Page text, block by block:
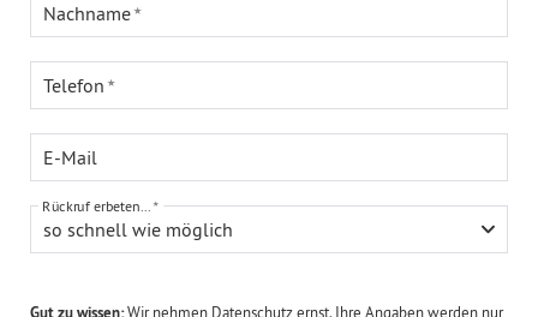
Nachname
Telefon
E-Mail
so schnell wie möglich
Rückruf erbeten...
Gut zu wissen:Wir nehmen Datenschutzernst. Ihre Angaben werden nur